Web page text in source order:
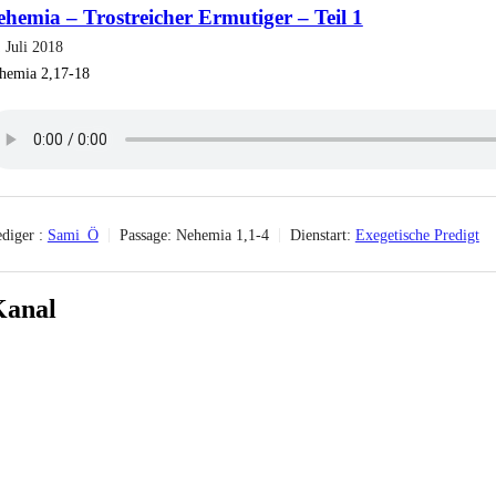
– Trostreicher Ermutiger – Teil 1
Juli 2018
2,17-18
: Sami_Ö Passage: Nehemia 1,1-4 Dienstart: Exegetische Predigt